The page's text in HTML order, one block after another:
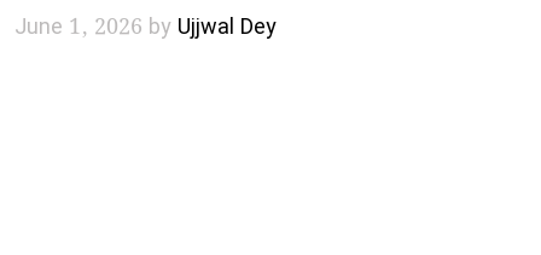
June 1, 2026 by Ujjwal Dey